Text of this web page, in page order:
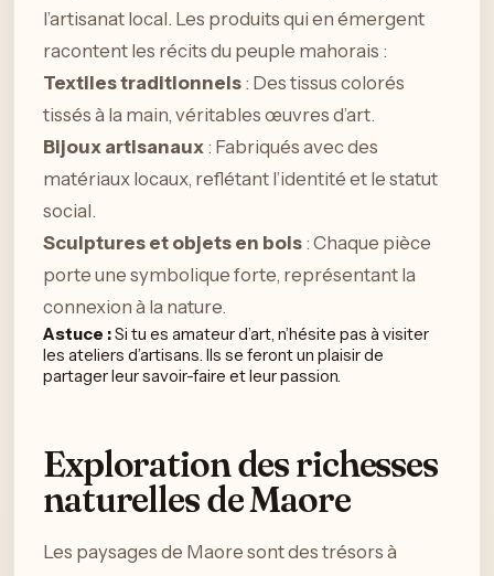
l’artisanat local. Les produits qui en émergent
racontent les récits du peuple mahorais :
Textiles traditionnels : Des tissus colorés
tissés à la main, véritables œuvres d’art.
Bijoux artisanaux : Fabriqués avec des
matériaux locaux, reflétant l’identité et le statut
social.
Sculptures et objets en bois : Chaque pièce
porte une symbolique forte, représentant la
connexion à la nature.
Astuce :Si tu es amateur d’art, n’hésite pas à visiter
les ateliers d’artisans. Ils se feront un plaisir de
partager leur savoir-faire et leur passion.
Exploration des richesses
naturelles de Maore
Les paysages de Maore sont des trésors à